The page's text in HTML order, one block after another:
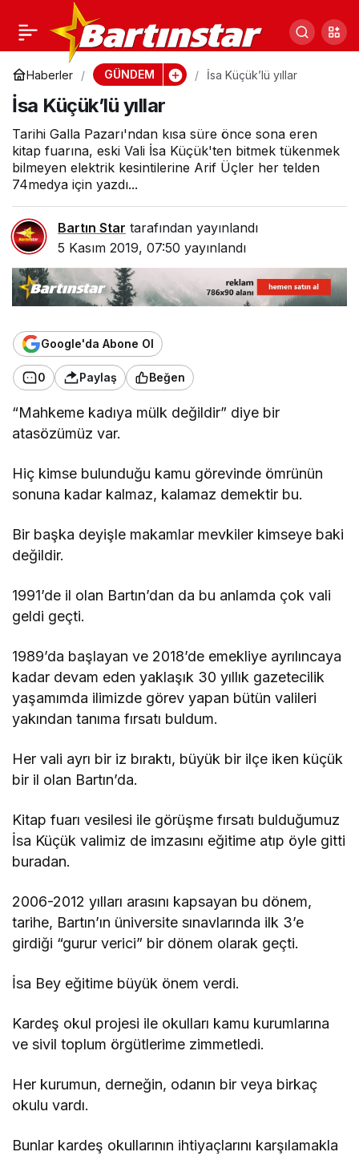
Haberler GÜNDEM İsa Küçük’lü yıllar
İsa Küçük’lü yıllar
Tarihi Galla Pazarı'ndan kısa süre önce sona eren
kitap fuarına, eski Vali İsa Küçük'ten bitmek tükenmek
bilmeyen elektrik kesintilerine Arif Üçler her telden
74medya için yazdı...
Bartın Star tarafından yayınlandı
5 Kasım 2019, 07:50 yayınlandı
Google'da Abone Ol
0 Paylaş Beğen
“Mahkeme kadıya mülk değildir” diye bir
atasözümüz var.
Hiç kimse bulunduğu kamu görevinde ömrünün
sonuna kadar kalmaz, kalamaz demektir bu.
Bir başka deyişle makamlar mevkiler kimseye baki
değildir.
1991’de il olan Bartın’dan da bu anlamda çok vali
geldi geçti.
1989’da başlayan ve 2018’de emekliye ayrılıncaya
kadar devam eden yaklaşık 30 yıllık gazetecilik
yaşamımda ilimizde görev yapan bütün valileri
yakından tanıma fırsatı buldum.
Her vali ayrı bir iz bıraktı, büyük bir ilçe iken küçük
bir il olan Bartın’da.
Kitap fuarı vesilesi ile görüşme fırsatı bulduğumuz
İsa Küçük valimiz de imzasını eğitime atıp öyle gitti
buradan.
2006-2012 yılları arasını kapsayan bu dönem,
tarihe, Bartın’ın üniversite sınavlarında ilk 3’e
girdiği “gurur verici” bir dönem olarak geçti.
İsa Bey eğitime büyük önem verdi.
Kardeş okul projesi ile okulları kamu kurumlarına
ve sivil toplum örgütlerime zimmetledi.
Her kurumun, derneğin, odanın bir veya birkaç
okulu vardı.
Bunlar kardeş okullarının ihtiyaçlarını karşılamakla
İsa Küçük’lü yıllar 0